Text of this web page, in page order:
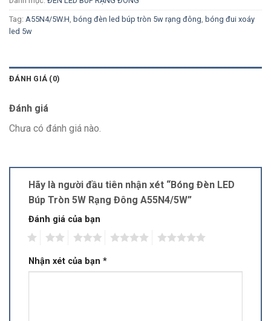
Tag: A55N4/5W.H, bóng đèn led búp tròn 5w rạng đông, bóng đui xoáy
led 5w
ĐÁNH GIÁ (0)
Đánh giá
Chưa có đánh giá nào.
Hãy là người đầu tiên nhận xét “Bóng Đèn LED
Búp Tròn 5W Rạng Đông A55N4/5W”
Đánh giá của bạn
Nhận xét của bạn *